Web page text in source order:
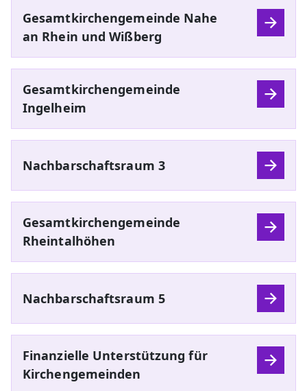
Gesamtkirchengemeinde Nahe
an Rhein und Wißberg
Gesamtkirchengemeinde
Ingelheim
Nachbarschaftsraum 3
Gesamtkirchengemeinde
Rheintalhöhen
Nachbarschaftsraum 5
Finanzielle Unterstützung für
Kirchengemeinden